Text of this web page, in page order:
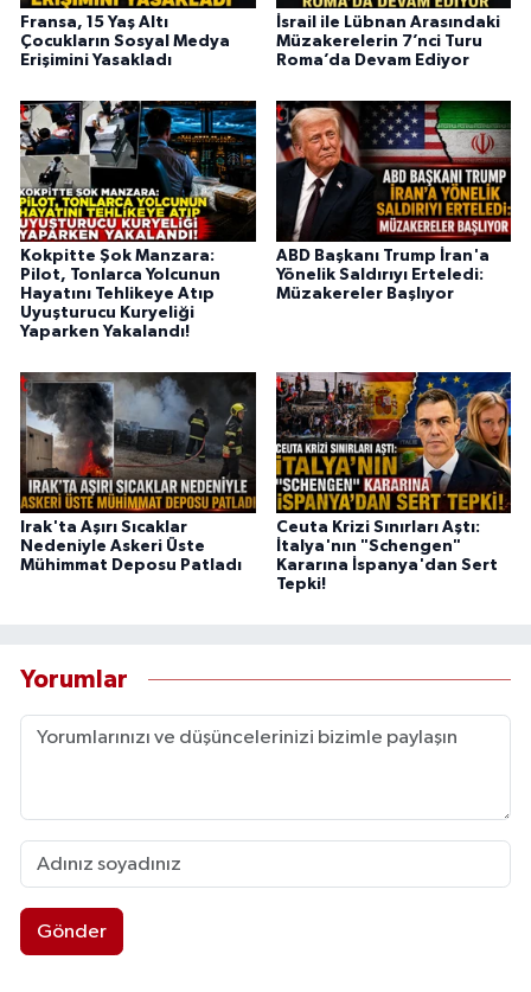
Fransa, 15 Yaş Altı
Çocukların Sosyal Medya
Erişimini Yasakladı
İsrail ile Lübnan Arasındaki
Müzakerelerin 7’nci Turu
Roma’da Devam Ediyor
Kokpitte Şok Manzara:
Pilot, Tonlarca Yolcunun
Hayatını Tehlikeye Atıp
Uyuşturucu Kuryeliği
Yaparken Yakalandı!
ABD Başkanı Trump İran'a
Yönelik Saldırıyı Erteledi:
Müzakereler Başlıyor
Irak'ta Aşırı Sıcaklar
Nedeniyle Askeri Üste
Mühimmat Deposu Patladı
Ceuta Krizi Sınırları Aştı:
İtalya'nın "Schengen"
Kararına İspanya'dan Sert
Tepki!
Yorumlar
Gönder